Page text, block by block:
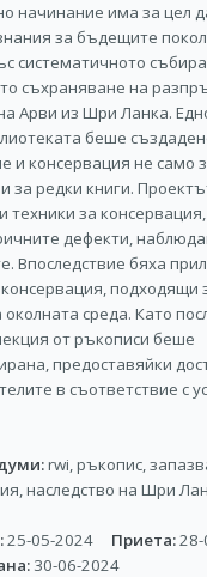
начинание има за цел
за бъдещите
систематичното
съхраняване на
Арви из Шри Ланка.
беше
и консервация не само
за редки книги.
техники за
дефекти,
Впоследствие бяха
подходящи
околната среда. Като
от ръкописи беше
предоставяйки
в съответствие с
rwi, ръкопис,
наследство на Шри
25-05-2024 Приета:
30-06-2024